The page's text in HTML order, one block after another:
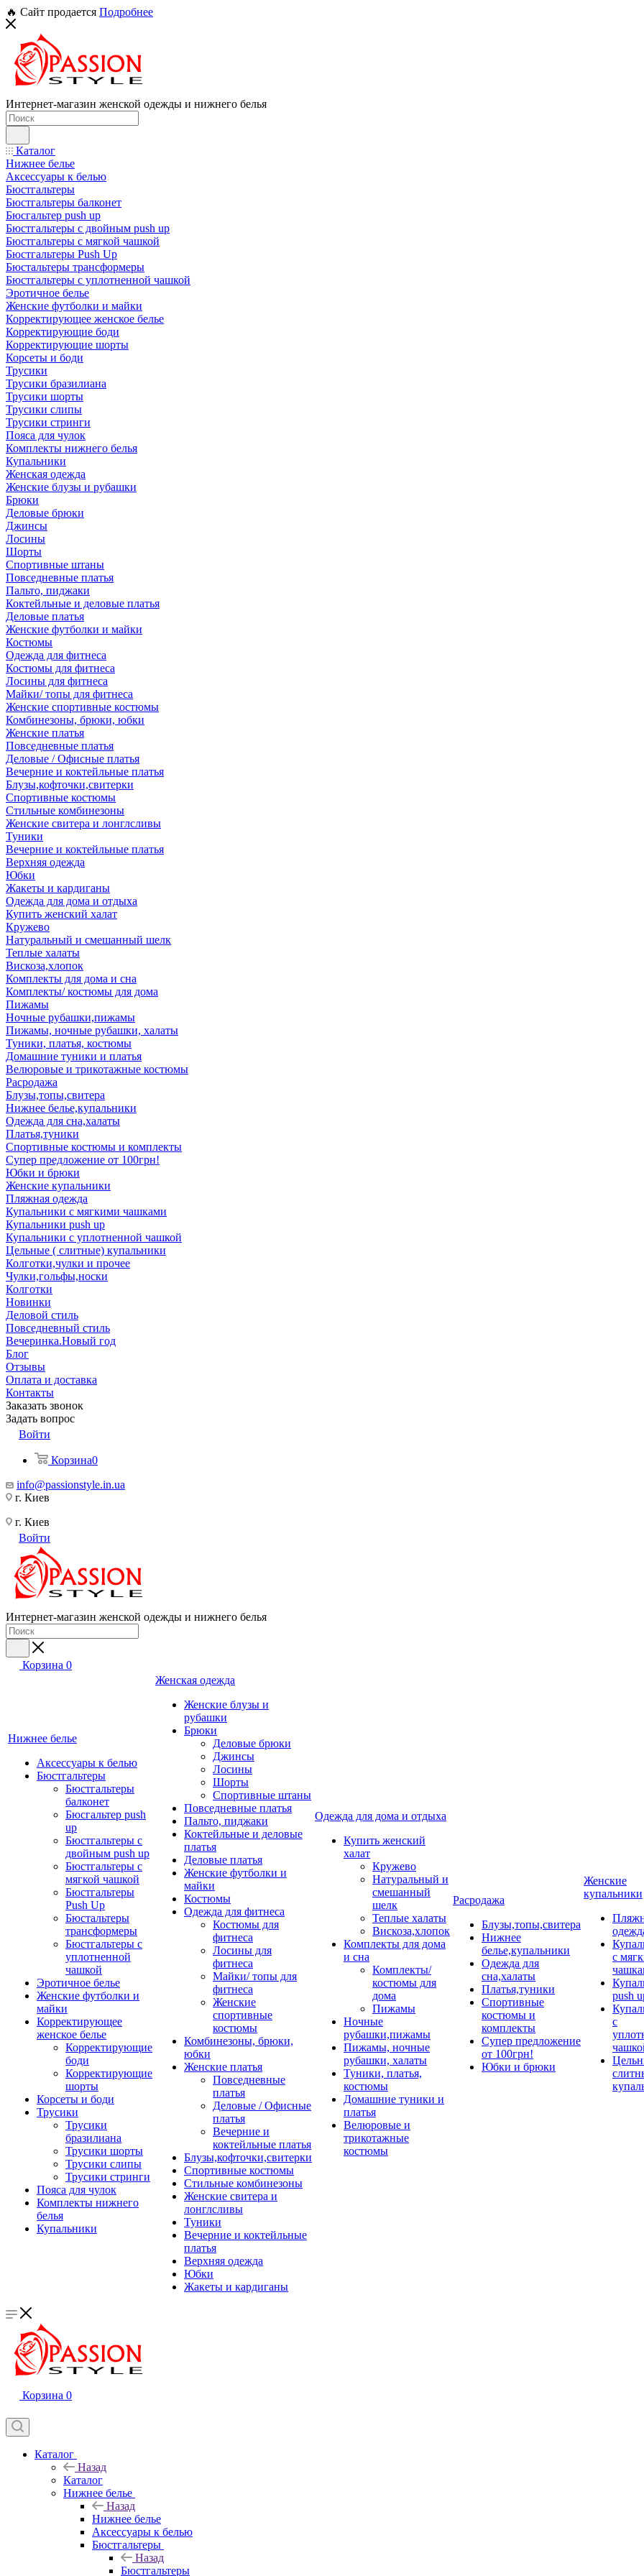
🔥 Сайт продается Подробнее
Интернет-магазин женской одежды и нижнего белья
Каталог
Нижнее белье
Аксессуары к белью
Бюстгальтеры
Бюстгальтеры балконет
Бюсгальтер push up
Бюстгальтеры с двойным push up
Бюстгальтеры с мягкой чашкой
Бюстгальтеры Push Up
Бюстальтеры трансформеры
Бюстгальтеры с уплотненной чашкой
Эротичное белье
Женские футболки и майки
Корректирующее женское белье
Корректирующие боди
Корректирующие шорты
Корсеты и боди
Трусики
Трусики бразилиана
Трусики шорты
Трусики слипы
Трусики стринги
Пояса для чулок
Комплекты нижнего белья
Купальники
Женская одежда
Женские блузы и рубашки
Брюки
Деловые брюки
Джинсы
Лосины
Шорты
Спортивные штаны
Повседневные платья
Пальто, пиджаки
Коктейльные и деловые платья
Деловые платья
Женские футболки и майки
Костюмы
Одежда для фитнеса
Костюмы для фитнеса
Лосины для фитнеса
Майки/ топы для фитнеса
Женские спортивные костюмы
Комбинезоны, брюки, юбки
Женские платья
Повседневные платья
Деловые / Офисные платья
Вечерние и коктейльные платья
Блузы,кофточки,свитерки
Спортивные костюмы
Стильные комбинезоны
Женские свитера и лонглсливы
Туники
Вечерние и коктейльные платья
Верхняя одежда
Юбки
Жакеты и кардиганы
Одежда для дома и отдыха
Купить женский халат
Кружево
Натуральный и смешанный шелк
Теплые халаты
Вискоза,хлопок
Комплекты для дома и сна
Комплекты/ костюмы для дома
Пижамы
Ночные рубашки,пижамы
Пижамы, ночные рубашки, халаты
Туники, платья, костюмы
Домашние туники и платья
Велюровые и трикотажные костюмы
Расродажа
Блузы,топы,свитера
Нижнее белье,купальники
Одежда для сна,халаты
Платья,туники
Спортивные костюмы и комплекты
Супер предложение от 100грн!
Юбки и брюки
Женские купальники
Пляжная одежда
Купальники с мягкими чашками
Купальники push up
Купальники с уплотненной чашкой
Цельные ( слитные) купальники
Колготки,чулки и прочее
Чулки,гольфы,носки
Колготки
Новинки
Деловой стиль
Повседневный стиль
Вечеринка.Новый год
Блог
Отзывы
Оплата и доставка
Контакты
Заказать звонок
Задать вопрос
Войти
Корзина0
info@passionstyle.in.ua
г. Киев
г. Киев
Войти
Интернет-магазин женской одежды и нижнего белья
Корзина 0
Нижнее белье
Аксессуары к белью
Бюстгальтеры
Бюстгальтеры
балконет
Бюсгальтер push
up
Бюстгальтеры с
двойным push up
Бюстгальтеры с
мягкой чашкой
Бюстгальтеры
Push Up
Бюстальтеры
трансформеры
Бюстгальтеры с
уплотненной
чашкой
Эротичное белье
Женские футболки и
майки
Корректирующее
женское белье
Корректирующие
боди
Корректирующие
шорты
Корсеты и боди
Трусики
Трусики
бразилиана
Трусики шорты
Трусики слипы
Трусики стринги
Пояса для чулок
Комплекты нижнего
белья
Купальники
Женская одежда
Женские блузы и
рубашки
Брюки
Деловые брюки
Джинсы
Лосины
Шорты
Спортивные штаны
Повседневные платья
Пальто, пиджаки
Коктейльные и деловые
платья
Деловые платья
Женские футболки и
майки
Костюмы
Одежда для фитнеса
Костюмы для
фитнеса
Лосины для
фитнеса
Майки/ топы для
фитнеса
Женские
спортивные
костюмы
Комбинезоны, брюки,
юбки
Женские платья
Повседневные
платья
Деловые / Офисные
платья
Вечерние и
коктейльные платья
Блузы,кофточки,свитерки
Спортивные костюмы
Стильные комбинезоны
Женские свитера и
лонглсливы
Туники
Вечерние и коктейльные
платья
Верхняя одежда
Юбки
Жакеты и кардиганы
Одежда для дома и отдыха
Купить женский
халат
Кружево
Натуральный и
смешанный
шелк
Теплые халаты
Вискоза,хлопок
Комплекты для дома
и сна
Комплекты/
костюмы для
дома
Пижамы
Ночные
рубашки,пижамы
Пижамы, ночные
рубашки, халаты
Туники, платья,
костюмы
Домашние туники и
платья
Велюровые и
трикотажные
костюмы
Расродажа
Блузы,топы,свитера
Нижнее
белье,купальники
Одежда для
сна,халаты
Платья,туники
Спортивные
костюмы и
комплекты
Супер предложение
от 100грн!
Юбки и брюки
Женские
купальники
с
push
с
Корзина 0
Каталог
Назад
Каталог
Нижнее белье
Назад
Нижнее белье
Аксессуары к белью
Бюстгальтеры
Назад
Бюстгальтеры